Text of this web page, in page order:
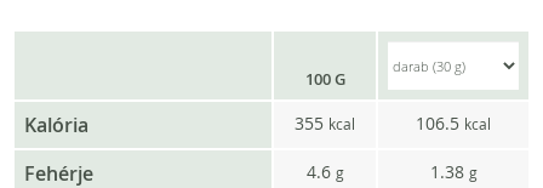
100 G
Kalória 355 kcal 106.5 kcal
Fehérje 4.6 g 1.38 g